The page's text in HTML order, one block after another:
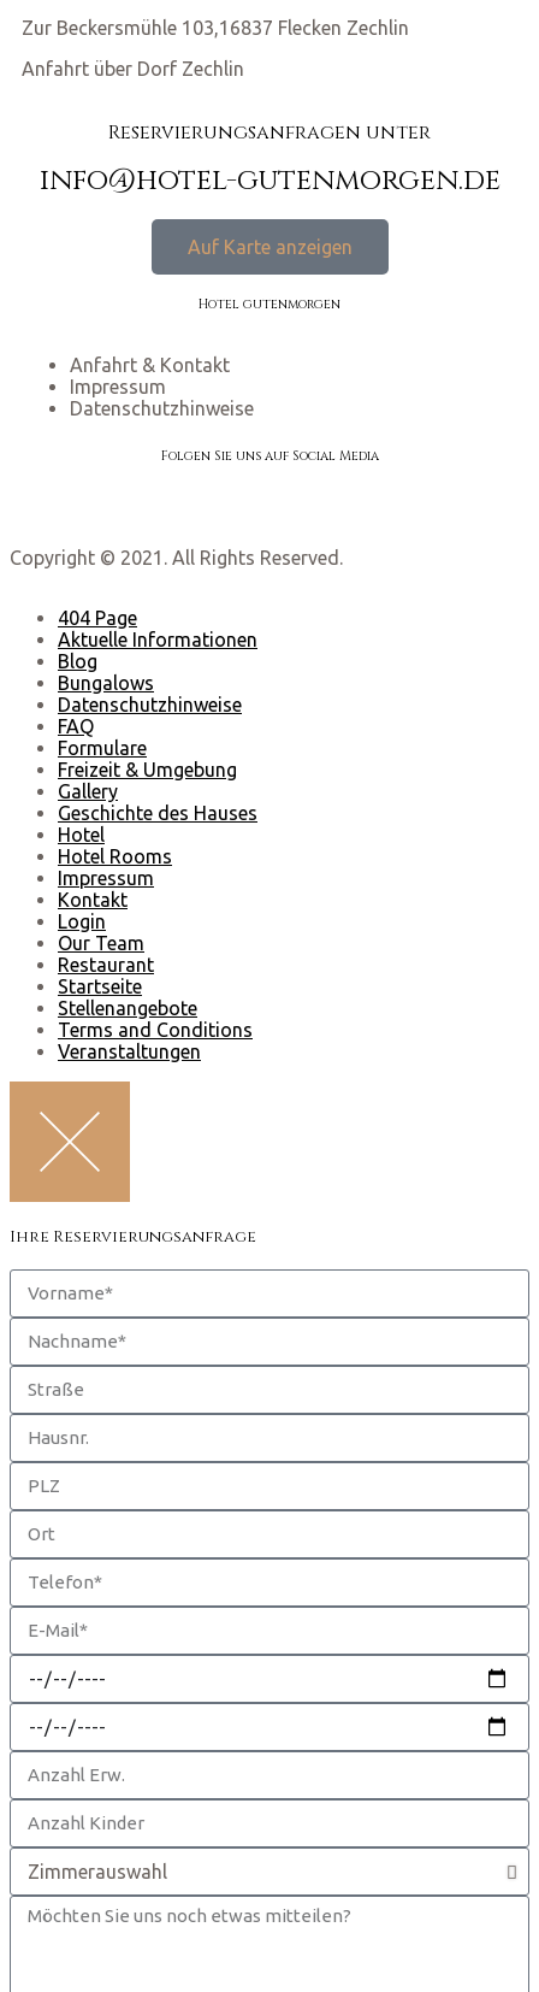
Zur Beckersmühle 103,16837 Flecken Zechlin
Anfahrt über Dorf Zechlin
Reservierungsanfragen unter
info@hotel-gutenmorgen.de
Auf Karte anzeigen
Hotel gutenmorgen
Anfahrt & Kontakt
Impressum
Datenschutzhinweise
Folgen Sie uns auf Social Media
Copyright © 2021. All Rights Reserved.
404 Page
Aktuelle Informationen
Blog
Bungalows
Datenschutzhinweise
FAQ
Formulare
Freizeit & Umgebung
Gallery
Geschichte des Hauses
Hotel
Hotel Rooms
Impressum
Kontakt
Login
Our Team
Restaurant
Startseite
Stellenangebote
Terms and Conditions
Veranstaltungen
Ihre Reservierungsanfrage